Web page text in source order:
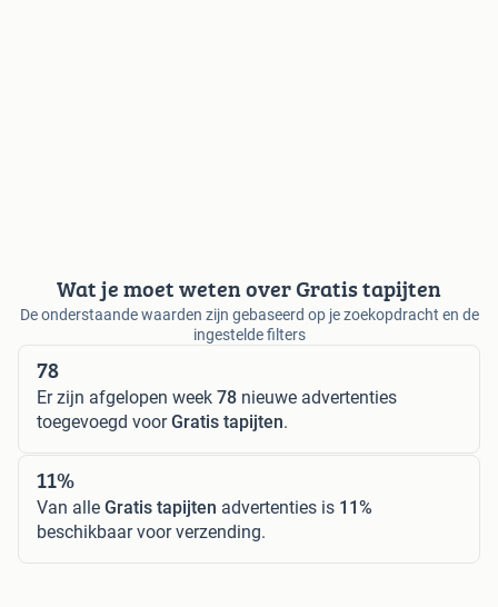
Wat je moet weten over Gratis tapijten
De onderstaande waarden zijn gebaseerd op je zoekopdracht en de
ingestelde filters
78
Er zijn afgelopen week 78 nieuwe advertenties
toegevoegd voorGratis tapijten.
11%
Van alle Gratis tapijten advertenties is 11%
beschikbaar voor verzending.